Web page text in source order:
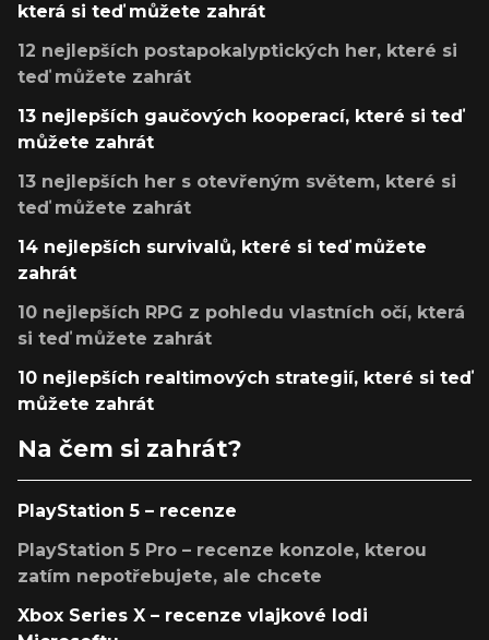
která si teď můžete zahrát
12 nejlepších postapokalyptických her, které si
teď můžete zahrát
13 nejlepších gaučových kooperací, které si teď
můžete zahrát
13 nejlepších her s otevřeným světem, které si
teď můžete zahrát
14 nejlepších survivalů, které si teď můžete
zahrát
10 nejlepších RPG z pohledu vlastních očí, která
si teď můžete zahrát
10 nejlepších realtimových strategií, které si teď
můžete zahrát
Na čem si zahrát?
PlayStation 5 – recenze
PlayStation 5 Pro – recenze konzole, kterou
zatím nepotřebujete, ale chcete
Xbox Series X – recenze vlajkové lodi